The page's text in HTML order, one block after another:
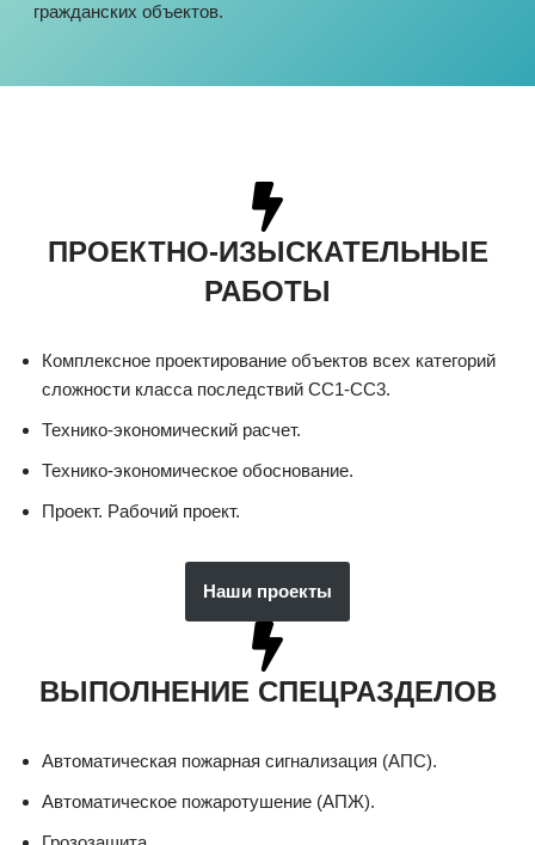
гражданских объектов.
ПРОЕКТНО-ИЗЫСКАТЕЛЬНЫЕ
РАБОТЫ
Комплексное проектирование объектов всех категорий
сложности класса последствий СС1-СС3.
Технико-экономический расчет.
Технико-экономическое обоснование.
Проект. Рабочий проект.
Наши проекты
ВЫПОЛНЕНИЕ СПЕЦРАЗДЕЛОВ
Автоматическая пожарная сигнализация (АПС).
Автоматическое пожаротушение (АПЖ).